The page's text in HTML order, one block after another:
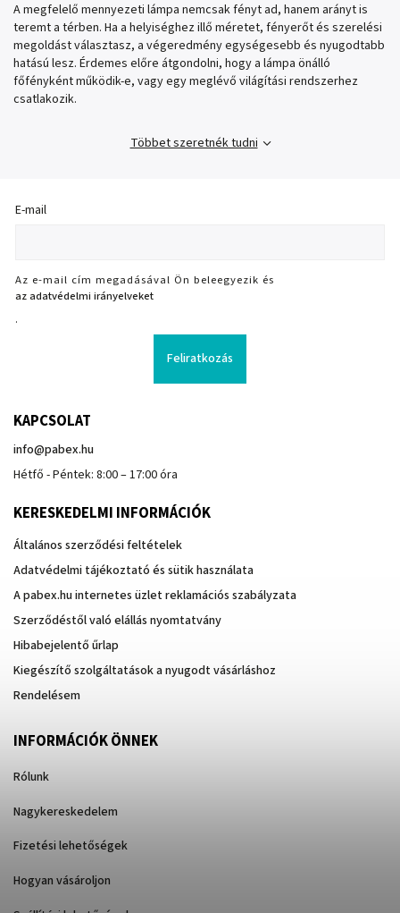
A megfelelő mennyezeti lámpa nemcsak fényt ad, hanem arányt is
teremt a térben. Ha a helyiséghez illő méretet, fényerőt és szerelési
megoldást választasz, a végeredmény egységesebb és nyugodtabb
hatású lesz. Érdemes előre átgondolni, hogy a lámpa önálló
főfényként működik-e, vagy egy meglévő világítási rendszerhez
csatlakozik.
Többet szeretnék tudni
E-mail
Az e-mail cím megadásával Ön beleegyezik és
az adatvédelmi irányelveket
.
Feliratkozás
KAPCSOLAT
info@pabex.hu
Hétfő - Péntek: 8:00 – 17:00 óra
KERESKEDELMI INFORMÁCIÓK
Általános szerződési feltételek
Adatvédelmi tájékoztató és sütik használata
A pabex.hu internetes üzlet reklamációs szabályzata
Szerződéstől való elállás nyomtatvány
Hibabejelentő űrlap
Kiegészítő szolgáltatások a nyugodt vásárláshoz
Rendelésem
INFORMÁCIÓK ÖNNEK
Rólunk
Nagykereskedelem
Fizetési lehetőségek
Hogyan vásároljon